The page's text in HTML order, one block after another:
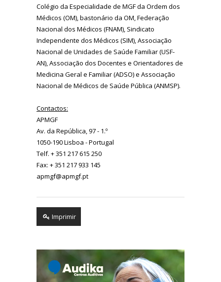
Colégio da Especialidade de MGF da Ordem dos
Médicos (OM), bastonário da OM, Federação
Nacional dos Médicos (FNAM), Sindicato
Independente dos Médicos (SIM), Associação
Nacional de Unidades de Saúde Familiar (USF-
AN), Associação dos Docentes e Orientadores de
Medicina Geral e Familiar (ADSO) e Associação
Nacional de Médicos de Saúde Pública (ANMSP).
Contactos:
APMGF
Av. da República, 97 - 1.º
1050-190 Lisboa - Portugal
Telf. + 351 217 615 250
Fax: + 351 217 933 145
apmgf@apmgf.pt
Imprimir